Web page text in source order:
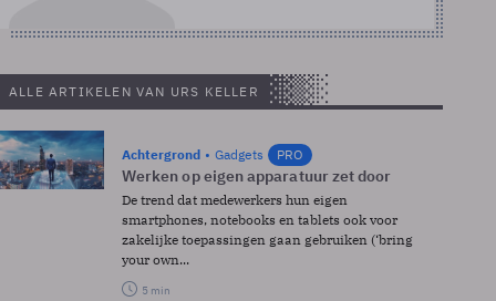
ALLE ARTIKELEN VAN URS KELLER
Achtergrond Gadgets PRO
Werken op eigen apparatuur zet door
De trend dat medewerkers hun eigen
smartphones, notebooks en tablets ook voor
zakelijke toepassingen gaan gebruiken (‘bring
your own...
5 min